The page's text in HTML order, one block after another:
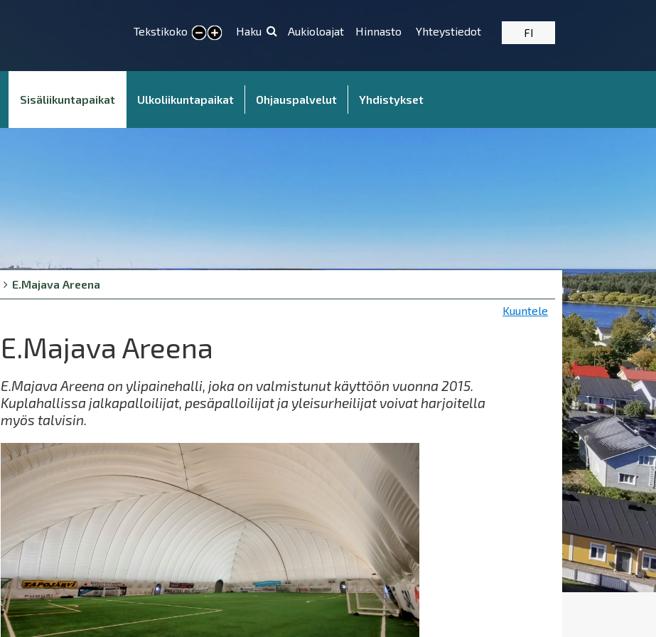
Tekstikoko
Pienennä tekstikokoa
Suurenna tekstikokoa Haku Aukioloajat Hinnasto Yhteystiedot FI
Sisäliikuntapaikat Ulkoliikuntapaikat Ohjauspalvelut Yhdistykset
E.Majava Areena
Kuuntele
E.Majava Areena
E.Majava Areena on ylipainehalli, joka on valmistunut käyttöön vuonna 2015.
Kuplahallissa jalkapalloilijat, pesäpalloilijat ja yleisurheilijat voivat harjoitella
myös talvisin.